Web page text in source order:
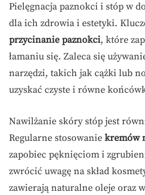
Pielęgnacja paznokci i stóp w
dla ich zdrowia i estetyki.
przycinanie paznokci, które
łamaniu się. Zaleca się
narzędzi, takich jak cążki lub
uzyskać czyste i równe
Nawilżanie skóry stóp jest
Regularne stosowanie kremów
zapobiec pęknięciom i
zwrócić uwagę na skład
zawierają naturalne oleje oraz